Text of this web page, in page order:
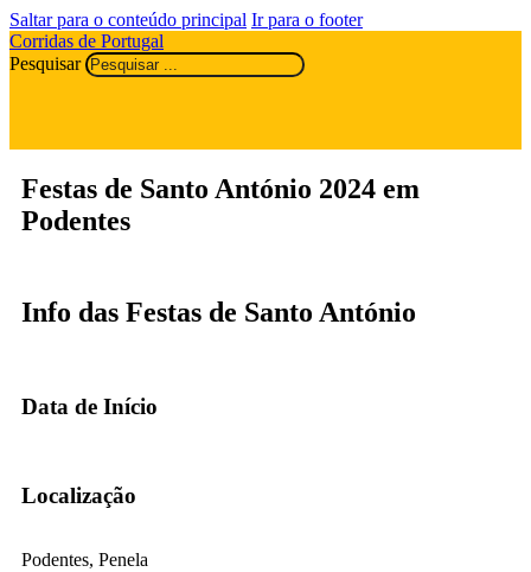
Saltar para o conteúdo principal Ir para o footer
Corridas de Portugal
Pesquisar
Festas de Santo António 2024 em
Podentes
Info das Festas de Santo António
Data de Início
Localização
Podentes, Penela